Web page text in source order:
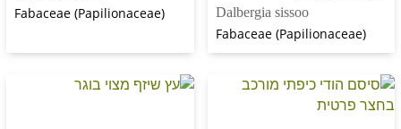
Dalbergia sissoo
Fabaceae
Fabaceae (Papilionaceae)